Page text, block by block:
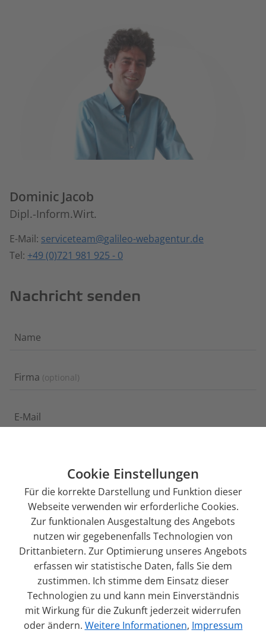
Dominic Jacob
Dipl.-Inform.Wirt.
E-Mail: serviceteam
galileo-webagentur.de
Tel: +49 (0)721 981 925 - 0
Nachricht senden
Name
Firma optional
E-Mail
Nachricht
Diese Seite wird durch reCAPTCHA geschützt. Es gelten
Datenschutzbestimmungenund
Cookie Einstellungen
Für die korrekte Darstellung und Funktion dieser
Webseite verwenden wir erforderliche Cookies.
Zur funktionalen Ausgestaltung des Angebots
nutzen wir gegebenenfalls Technologien von
Drittanbietern. Zur Optimierung unseres Angebots
erfassen wir statistische Daten, falls Sie dem
zustimmen. Ich stimme dem Einsatz dieser
Technologien zu und kann mein Einverständnis
mit Wirkung für die Zukunft jederzeit widerrufen
oder ändern. Weitere Informationen, Impressum